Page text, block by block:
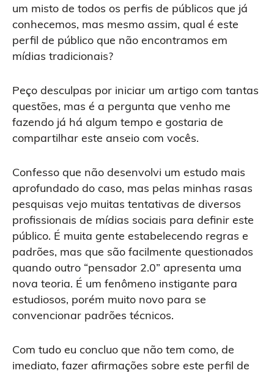
um misto de todos os perfis de públicos que já
conhecemos, mas mesmo assim, qual é este
perfil de público que não encontramos em
mídias tradicionais?
Peço desculpas por iniciar um artigo com tantas
questões, mas é a pergunta que venho me
fazendo já há algum tempo e gostaria de
compartilhar este anseio com vocês.
Confesso que não desenvolvi um estudo mais
aprofundado do caso, mas pelas minhas rasas
pesquisas vejo muitas tentativas de diversos
profissionais de mídias sociais para definir este
público. É muita gente estabelecendo regras e
padrões, mas que são facilmente questionados
quando outro “pensador 2.0” apresenta uma
nova teoria. É um fenômeno instigante para
estudiosos, porém muito novo para se
convencionar padrões técnicos.
Com tudo eu concluo que não tem como, de
imediato, fazer afirmações sobre este perfil de